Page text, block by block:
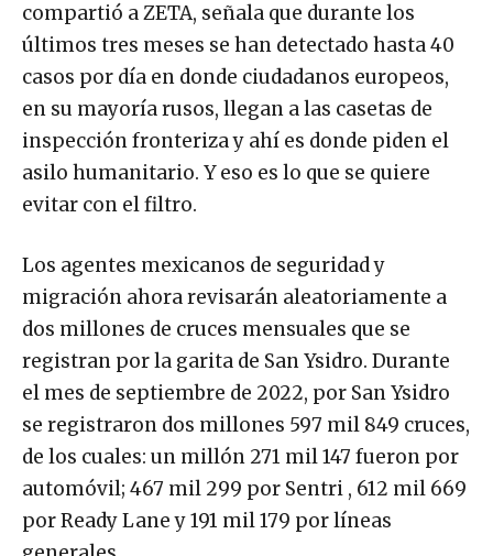
compartió a ZETA, señala que durante los
últimos tres meses se han detectado hasta 40
casos por día en donde ciudadanos europeos,
en su mayoría rusos, llegan a las casetas de
inspección fronteriza y ahí es donde piden el
asilo humanitario. Y eso es lo que se quiere
evitar con el filtro.
Los agentes mexicanos de seguridad y
migración ahora revisarán aleatoriamente a
dos millones de cruces mensuales que se
registran por la garita de San Ysidro. Durante
el mes de septiembre de 2022, por San Ysidro
se registraron dos millones 597 mil 849 cruces,
de los cuales: un millón 271 mil 147 fueron por
automóvil; 467 mil 299 por Sentri , 612 mil 669
por Ready Lane y 191 mil 179 por líneas